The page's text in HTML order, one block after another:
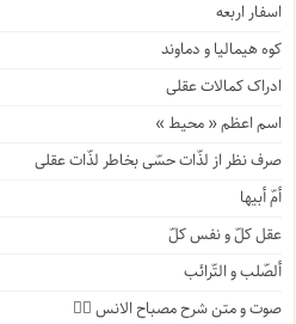
اسفار اربعه
کوه هیمالیا و دماوند
ادراک کمالات عقلی
اسم اعظم « محیط »
صرف نظر از لذّات حسّی بخاطر لذّات عقلی
أمّ أبیها
عقل کلّ و نفس کلّ
ألصّلب و التّرائب
صوت و متن شرح مصباح الانس ۹️⃣